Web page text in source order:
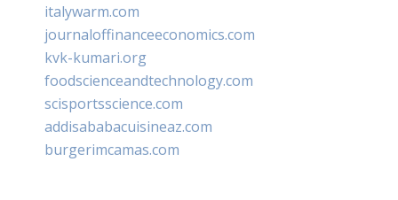
italywarm.com
journaloffinanceeconomics.com
kvk-kumari.org
foodscienceandtechnology.com
scisportsscience.com
addisababacuisineaz.com
burgerimcamas.com